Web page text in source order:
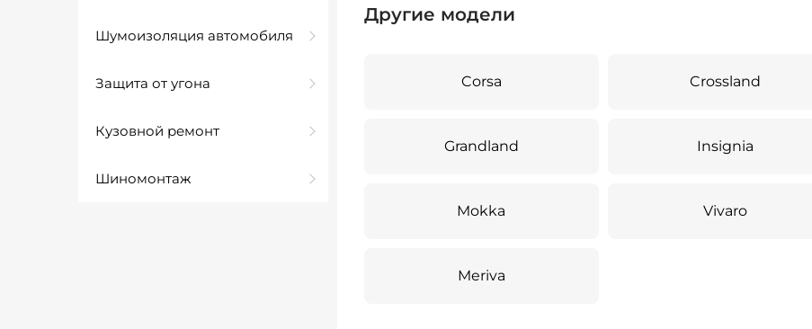
Шумоизоляция автомобиля
Защита от угона
Кузовной ремонт
Шиномонтаж
Другие модели
Corsa Crossland
Grandland Insignia
Mokka Vivaro
Meriva